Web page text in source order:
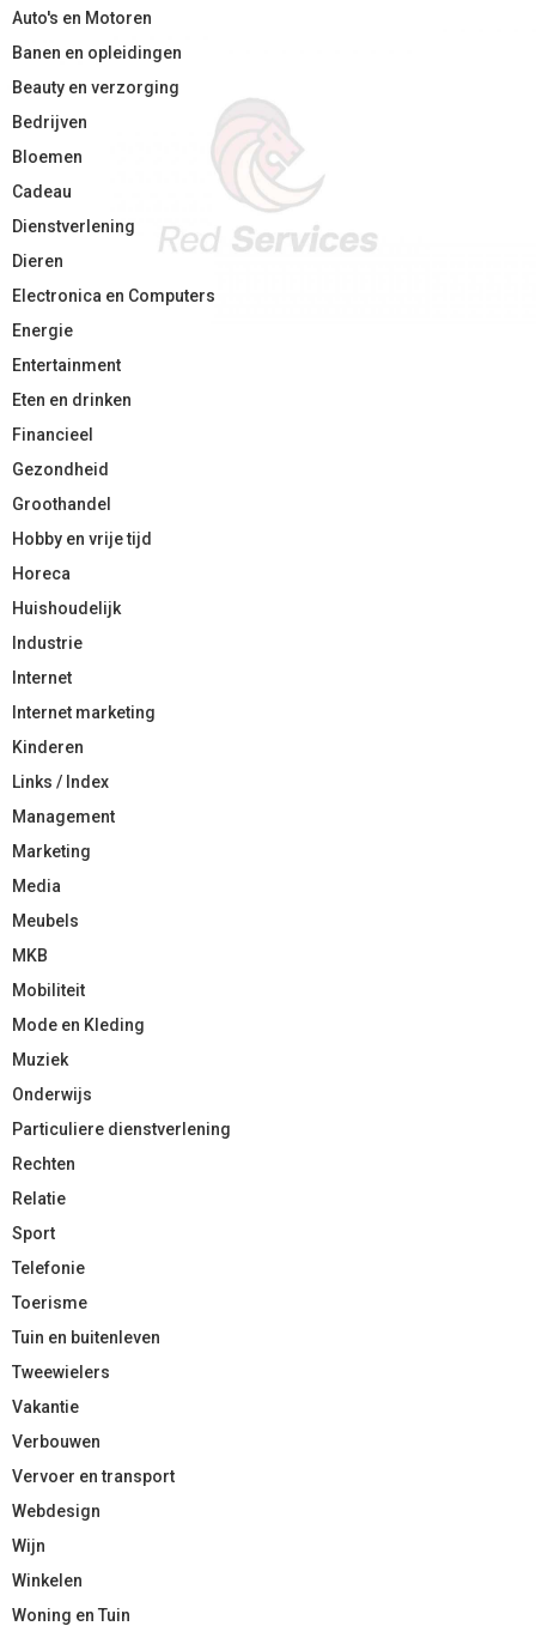
Auto's en Motoren
Banen en opleidingen
Beauty en verzorging
Bedrijven
Bloemen
Cadeau
Dienstverlening
Dieren
Electronica en Computers
Energie
Entertainment
Eten en drinken
Financieel
Gezondheid
Groothandel
Hobby en vrije tijd
Horeca
Huishoudelijk
Industrie
Internet
Internet marketing
Kinderen
Links / Index
Management
Marketing
Media
Meubels
MKB
Mobiliteit
Mode en Kleding
Muziek
Onderwijs
Particuliere dienstverlening
Rechten
Relatie
Sport
Telefonie
Toerisme
Tuin en buitenleven
Tweewielers
Vakantie
Verbouwen
Vervoer en transport
Webdesign
Wijn
Winkelen
Woning en Tuin